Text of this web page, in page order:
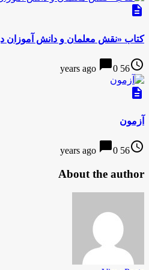
description
کتاب «نقش معلمان و دانش آموزان
access_time
56 years ago
chat_bubble0
description
آزمون
access_time
56 years ago
chat_bubble0
About the author